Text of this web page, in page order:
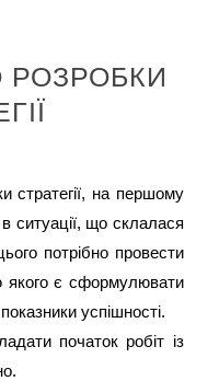
РОЗРОБКИ
стратегії, на першому
в ситуації, що склалася
потрібно провести
якого є сформулювати
успішності.
початок робіт із